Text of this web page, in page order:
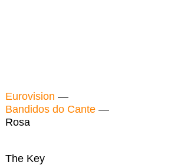
Eurovision —
Bandidos do Cante —
Rosa
The Key